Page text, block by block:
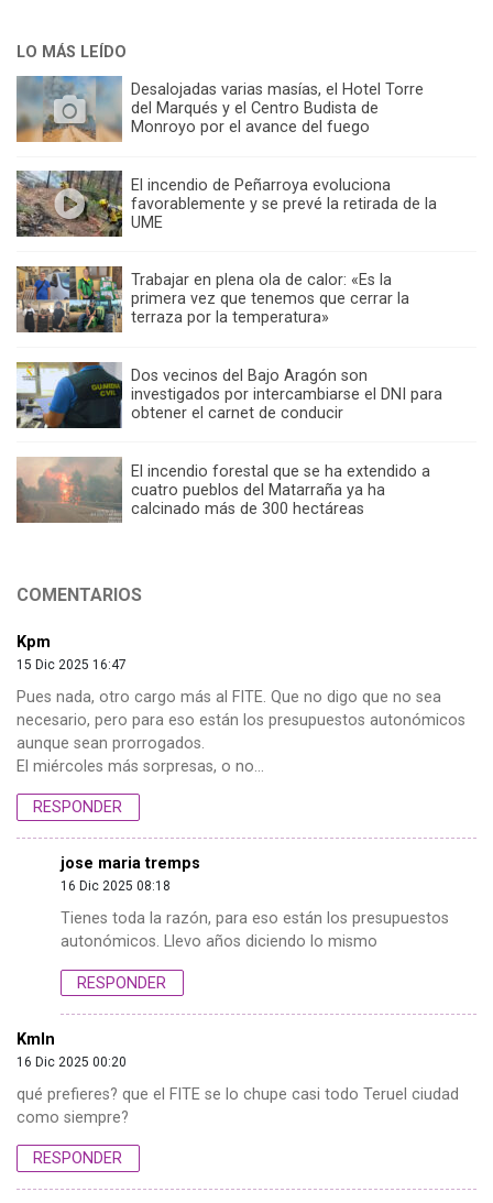
LO MÁS LEÍDO
Desalojadas varias masías, el Hotel Torre
del Marqués y el Centro Budista de
Monroyo por el avance del fuego
El incendio de Peñarroya evoluciona
favorablemente y se prevé la retirada de la
UME
Trabajar en plena ola de calor: «Es la
primera vez que tenemos que cerrar la
terraza por la temperatura»
Dos vecinos del Bajo Aragón son
investigados por intercambiarse el DNI para
obtener el carnet de conducir
El incendio forestal que se ha extendido a
cuatro pueblos del Matarraña ya ha
calcinado más de 300 hectáreas
COMENTARIOS
Kpm
15 Dic 2025 16:47
Pues nada, otro cargo más al FITE. Que no digo que no sea
necesario, pero para eso están los presupuestos autonómicos
aunque sean prorrogados.
El miércoles más sorpresas, o no…
RESPONDER
jose maria tremps
16 Dic 2025 08:18
Tienes toda la razón, para eso están los presupuestos
autonómicos. Llevo años diciendo lo mismo
RESPONDER
Kmln
16 Dic 2025 00:20
qué prefieres? que el FITE se lo chupe casi todo Teruel ciudad
como siempre?
RESPONDER